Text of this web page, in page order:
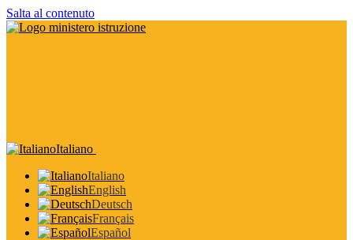
Salta al contenuto
Italiano
Italiano
English
Deutsch
Français
Español